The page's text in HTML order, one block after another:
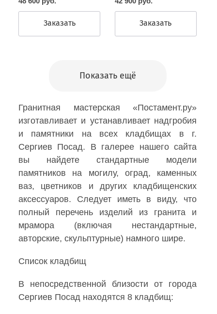
Заказать Заказать
Показать ещё
Гранитная мастерская «Постамент.ру»
изготавливает и устанавливает надгробия
и памятники на всех кладбищах в г.
Сергиев Посад. В галерее нашего сайта
вы найдете стандартные модели
памятников на могилу, оград, каменных
ваз, цветников и других кладбищенских
аксессуаров. Следует иметь в виду, что
полный перечень изделий из гранита и
мрамора (включая нестандартные,
авторские, скульптурные) намного шире.
Список кладбищ
В непосредственной близости от города
Сергиев Посад находятся 8 кладбищ: